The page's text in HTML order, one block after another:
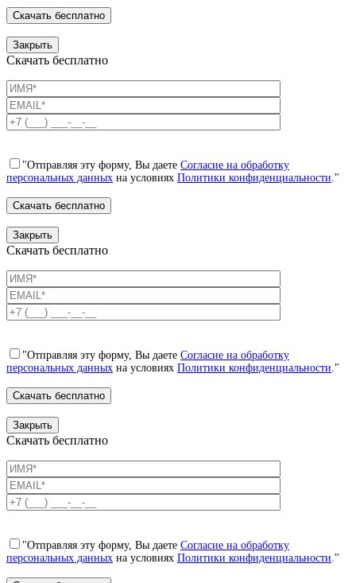
Закрыть
Скачать бесплатно
"Отправляя эту форму, Вы даете Согласие на обработку
персональных данных на условиях Политики конфиденциальности ."
Закрыть
Скачать бесплатно
"Отправляя эту форму, Вы даете Согласие на обработку
персональных данных на условиях Политики конфиденциальности ."
Закрыть
Скачать бесплатно
"Отправляя эту форму, Вы даете Согласие на обработку
персональных данных на условиях Политики конфиденциальности ."